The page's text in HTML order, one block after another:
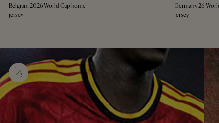
Belgium 2026 World Cup home
jersey
Germany 26
jersey
1
3